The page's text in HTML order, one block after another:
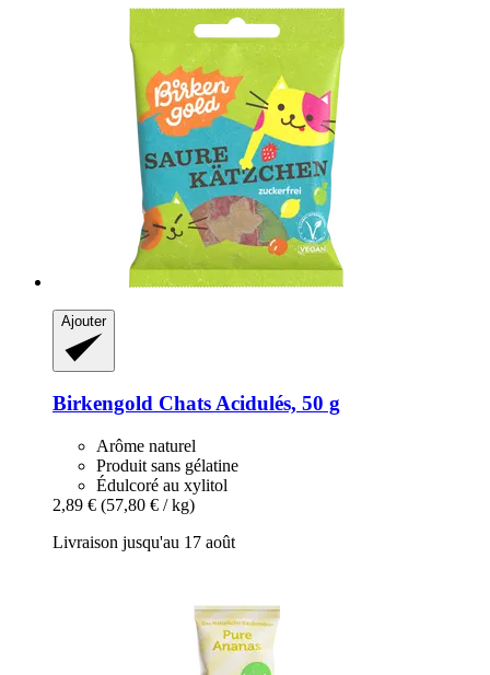
Ajouter
Birkengold Chats Acidulés, 50 g
Arôme naturel
Produit sans gélatine
Édulcoré au xylitol
2,89 € (57,80 € / kg)
Livraison jusqu'au 17 août